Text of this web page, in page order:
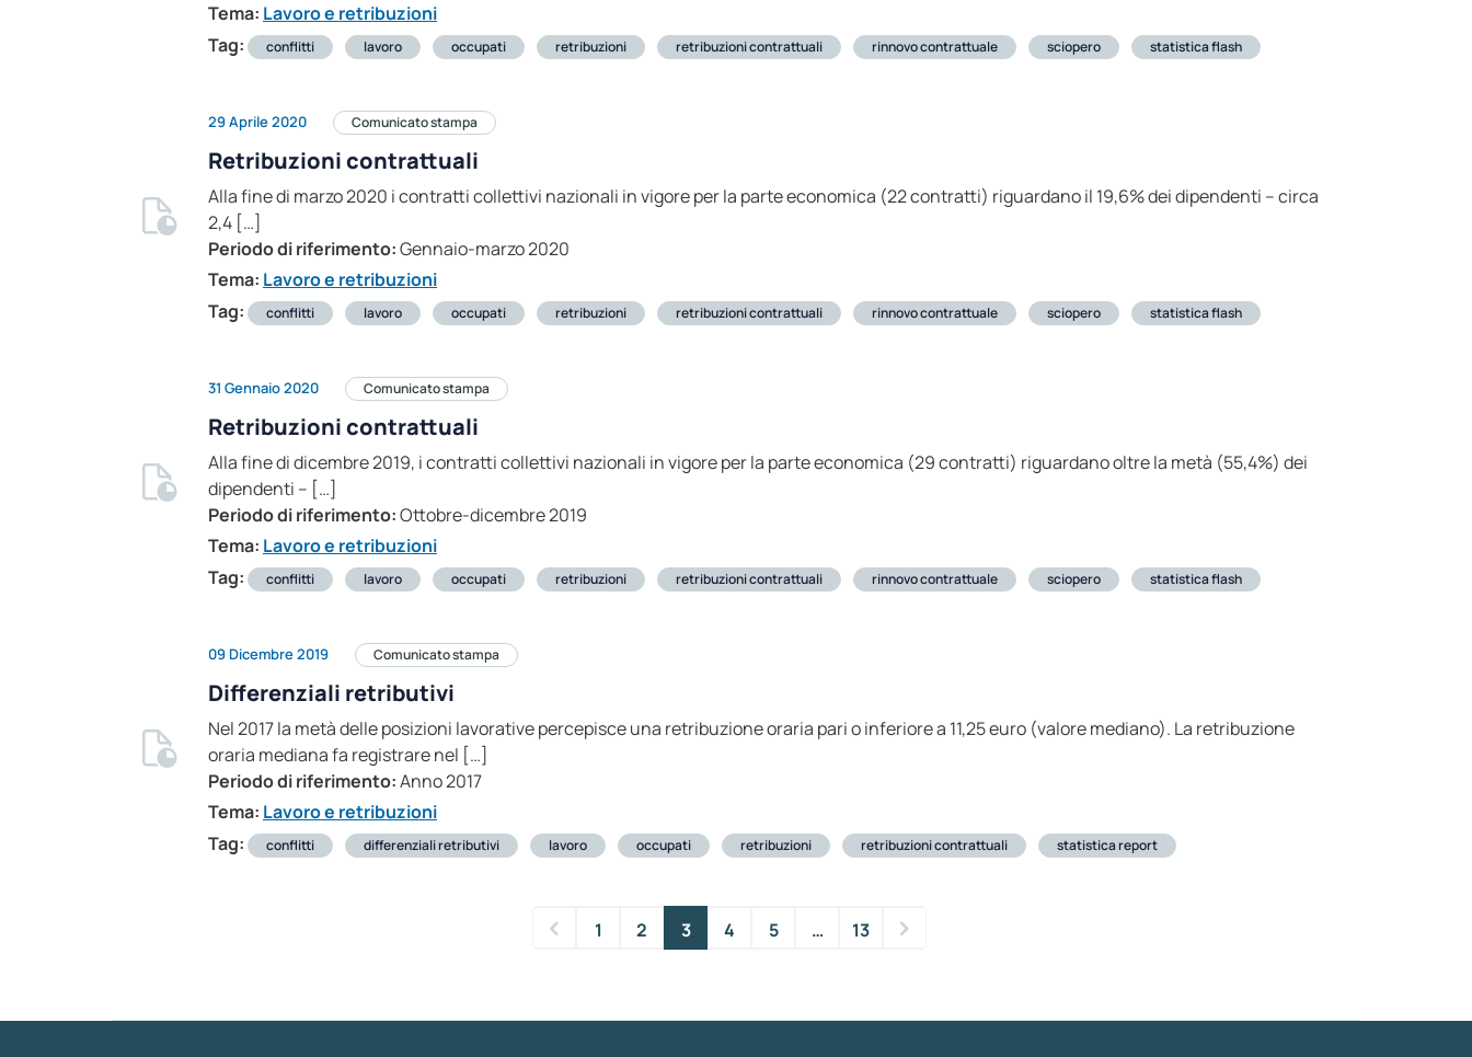
Tema: Lavoro e retribuzioni
Tag:
conflitti lavoro occupati retribuzioni retribuzioni contrattuali rinnovo contrattuale sciopero statistica flash
29 Aprile 2020 Comunicato stampa
Retribuzioni contrattuali
Alla fine di marzo 2020 i contratti collettivi nazionali in vigore per la parte economica (22 contratti) riguardano il 19,6% dei dipendenti – circa
2,4 […]
Periodo di riferimento:Gennaio-marzo 2020
Tema: Lavoro e retribuzioni
Tag:
conflitti lavoro occupati retribuzioni retribuzioni contrattuali rinnovo contrattuale sciopero statistica flash
31 Gennaio 2020 Comunicato stampa
Retribuzioni contrattuali
Alla fine di dicembre 2019, i contratti collettivi nazionali in vigore per la parte economica (29 contratti) riguardano oltre la metà (55,4%) dei
dipendenti – […]
Periodo di riferimento:Ottobre-dicembre 2019
Tema: Lavoro e retribuzioni
Tag:
conflitti lavoro occupati retribuzioni retribuzioni contrattuali rinnovo contrattuale sciopero statistica flash
09 Dicembre 2019 Comunicato stampa
Differenziali retributivi
Nel 2017 la metà delle posizioni lavorative percepisce una retribuzione oraria pari o inferiore a 11,25 euro (valore mediano). La retribuzione
oraria mediana fa registrare nel […]
Periodo di riferimento:Anno 2017
Tema: Lavoro e retribuzioni
Tag:
conflitti differenziali retributivi lavoro occupati retribuzioni retribuzioni contrattuali statistica report
1 2 3 4 5 … 13